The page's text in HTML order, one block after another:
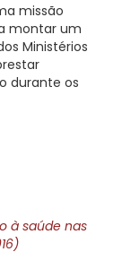
missão
montar um
Ministérios
durante os
à saúde nas